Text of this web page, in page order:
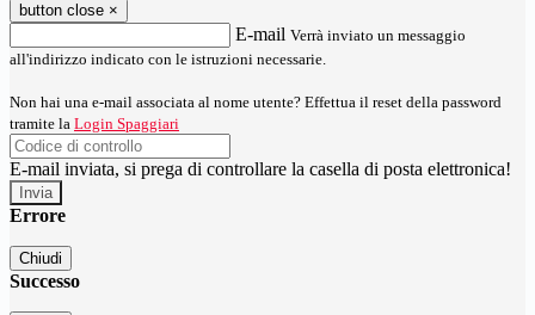
button close ×
E-mail Verrà inviato un messaggio
all'indirizzo indicato con le istruzioni necessarie.
Non hai una e-mail associata al nome utente? Effettua il reset della password
tramite la Login Spaggiari
E-mail inviata, si prega di controllare la casella di posta elettronica!
Errore
Chiudi
Successo